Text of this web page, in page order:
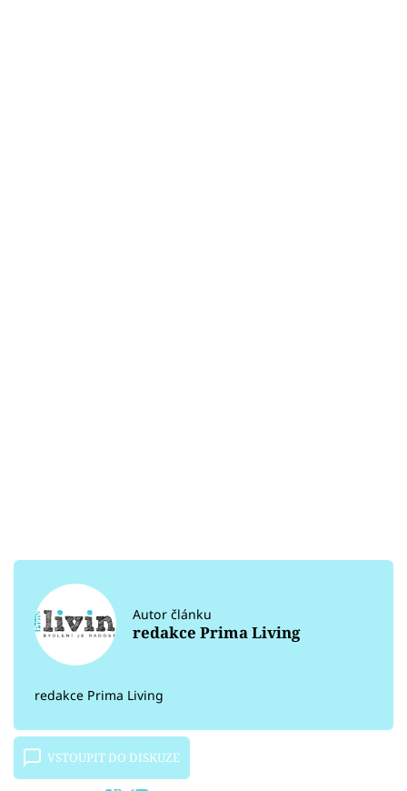
Autor článku
redakce Prima Living
redakce Prima Living
VSTOUPIT DO DISKUZE